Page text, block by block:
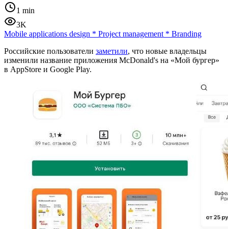
1 min
3K
Mobile applications design * Project management * Branding
Российские пользователи заметили, что новые владельцы
изменили название приложения McDonald's на «Мой бургер»
в AppStore и Google Play.